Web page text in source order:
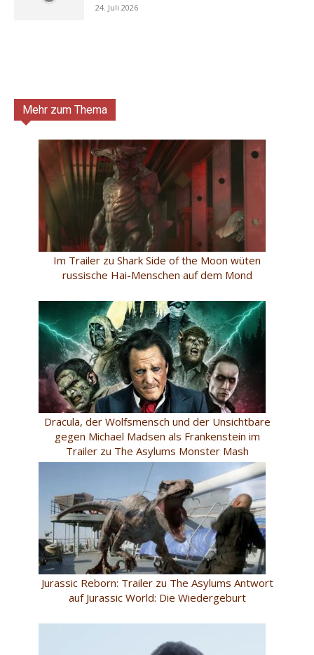
24. Juli 2026
Mehr zum Thema
Im Trailer zu Shark Side of the Moon wüten
russische Hai-Menschen auf dem Mond
Dracula, der Wolfsmensch und der Unsichtbare
gegen Michael Madsen als Frankenstein im
Trailer zu The Asylums Monster Mash
Jurassic Reborn: Trailer zu The Asylums Antwort
auf Jurassic World: Die Wiedergeburt